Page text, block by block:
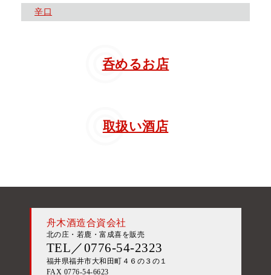
辛口
呑めるお店
取扱い酒店
舟木酒造合資会社
北の庄・若鹿・富成喜を販売
TEL／0776-54-2323
福井県福井市大和田町４６の３の１
FAX 0776-54-6623